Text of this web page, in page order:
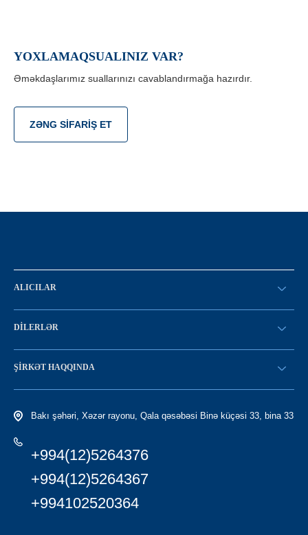
YOXLAMAQSUALINIZ VAR?
Əməkdaşlarımız suallarınızı cavablandırmağa hazırdır.
ZƏNG SIFARIŞ ET
ALICILAR
SİFARİŞ VERİN
DILERLƏR
SATICI OLMAQ
LC-yə giriş
ŞIRKƏT HAQQINDA
Tariximiz
Bakı şəhəri, Xəzər rayonu, Qala qəsəbəsi Binə küçəsi 33, bina 33
+994(12)5264376
+994(12)5264367
+994102520364